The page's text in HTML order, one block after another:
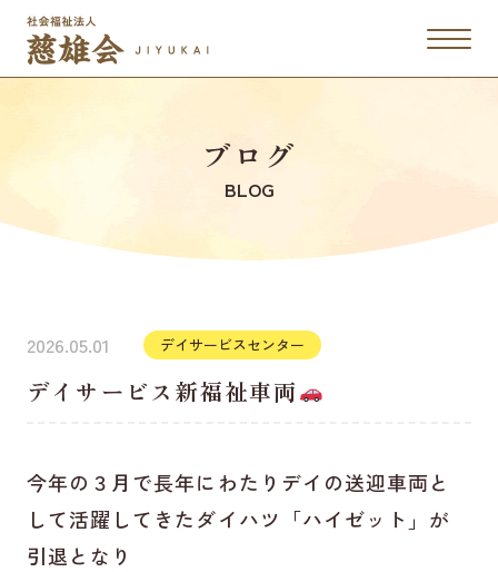
ブログ
BLOG
2026.05.01 デイサービスセンター
デイサービス新福祉車両
今年の３月で長年にわたりデイの送迎車両と
して活躍してきたダイハツ「ハイゼット」が
引退となり